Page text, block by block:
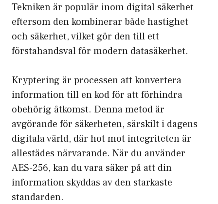
Tekniken är populär inom digital säkerhet
eftersom den kombinerar både hastighet
och säkerhet, vilket gör den till ett
förstahandsval för modern datasäkerhet.
Kryptering är processen att konvertera
information till en kod för att förhindra
obehörig åtkomst. Denna metod är
avgörande för säkerheten, särskilt i dagens
digitala värld, där hot mot integriteten är
allestädes närvarande. När du använder
AES-256, kan du vara säker på att din
information skyddas av den starkaste
standarden.